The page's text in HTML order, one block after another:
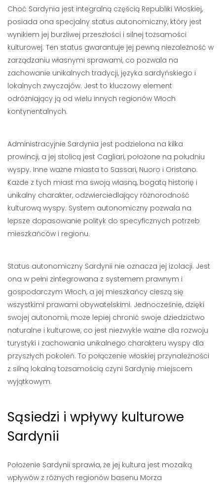
Choć Sardynia jest integralną częścią Republiki Włoskiej,
posiada ona specjalny status autonomiczny, który jest
wynikiem jej burzliwej przeszłości i silnej tożsamości
kulturowej. Ten status gwarantuje jej pewną niezależność w
zarządzaniu własnymi sprawami, co pozwala na
zachowanie unikalnych tradycji, języka sardyńskiego i
lokalnych zwyczajów. Jest to kluczowy element
odróżniający ją od wielu innych regionów Włoch
kontynentalnych.
Administracyjnie Sardynia jest podzielona na kilka
prowincji, a jej stolicą jest Cagliari, położone na południu
wyspy. Inne ważne miasta to Sassari, Nuoro i Oristano.
Każde z tych miast ma swoją własną, bogatą historię i
unikalny charakter, odzwierciedlający różnorodność
kulturową wyspy. System autonomiczny pozwala na
lepsze dopasowanie polityk do specyficznych potrzeb
mieszkańców i regionu.
Status autonomiczny Sardynii nie oznacza jej izolacji. Jest
ona w pełni zintegrowana z systemem prawnym i
gospodarczym Włoch, a jej mieszkańcy cieszą się
wszystkimi prawami obywatelskimi. Jednocześnie, dzięki
swojej autonomii, może lepiej chronić swoje dziedzictwo
naturalne i kulturowe, co jest niezwykle ważne dla rozwoju
turystyki i zachowania unikalnego charakteru wyspy dla
przyszłych pokoleń. To połączenie włoskiej przynależności
z silną lokalną tożsamością czyni Sardynię miejscem
wyjątkowym.
Sąsiedzi i wpływy kulturowe
Sardynii
Położenie Sardynii sprawia, że jej kultura jest mozaiką
wpływów z różnych regionów basenu Morza